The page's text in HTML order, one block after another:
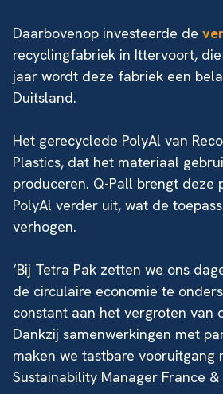
Daarbovenop investeerde de
recyclingfabriek in Ittervoort,
jaar wordt deze fabriek een
Duitsland.
Het gerecyclede PolyAl van
Plastics, dat het materiaal
produceren. Q-Pall brengt
PolyAl verder uit, wat de
verhogen.
‘Bij Tetra Pak zetten we ons
de circulaire economie te
constant aan het vergroten van
Dankzij samenwerkingen met
maken we tastbare vooruitgang
Sustainability Manager France